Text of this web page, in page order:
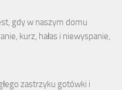
gdy w naszym domu
kurz, hałas i niewyspanie,
zastrzyku gotówki i